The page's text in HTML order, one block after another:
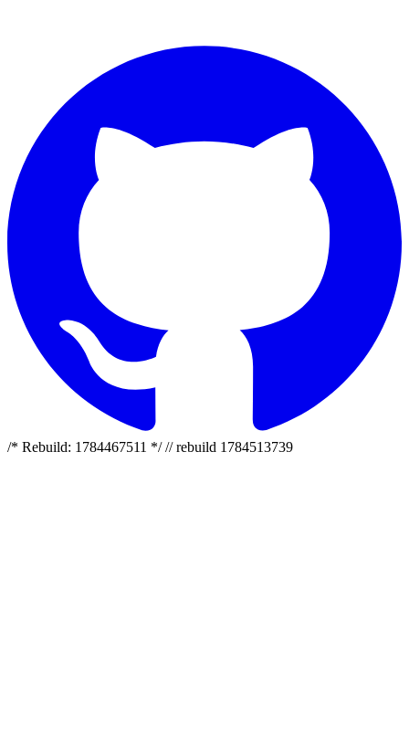
/* Rebuild: 1784467511 */ // rebuild 1784513739